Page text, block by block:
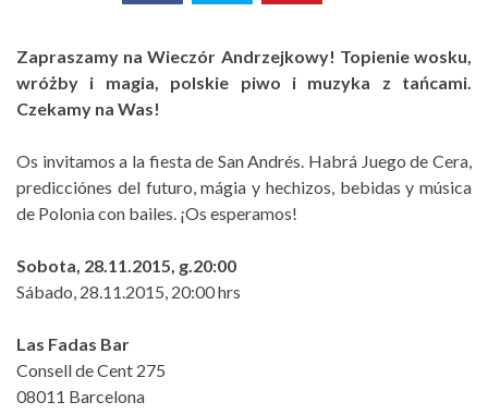
Zapraszamy na Wieczór Andrzejkowy! Topienie wosku,
wróżby i magia, polskie piwo i muzyka z tańcami.
Czekamy na Was!
Os invitamos a la fiesta de San Andrés. Habrá Juego de Cera,
predicciónes del futuro, mágia y hechizos, bebidas y música
de Polonia con bailes. ¡Os esperamos!
Sobota, 28.11.2015, g.20:00
Sábado, 28.11.2015, 20:00 hrs
Las Fadas Bar
Consell de Cent 275
08011 Barcelona